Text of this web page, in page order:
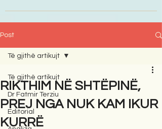
Post
Të gjithë artikujt
Dr Fatmir Terziu
Editorial
Të gjithë artikujt
RIKTHIM NË SHTËPINË,
PREJ NGA NUK KAM IKUR
KURRË